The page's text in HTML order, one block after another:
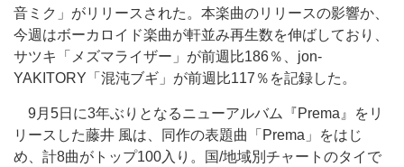
音ミク」がリリースされた。本楽曲のリリースの影響か、
今週はボーカロイド楽曲が軒並み再生数を伸ばしており、
サツキ「メズマライザー」が前週比186％、jon-
YAKITORY「混沌ブギ」が前週比117％を記録した。
9月5日に3年ぶりとなるニューアルバム『Prema』をリ
リースした藤井 風は、同作の表題曲「Prema」をはじ
め、計8曲がトップ100入り。国/地域別チャートのタイで